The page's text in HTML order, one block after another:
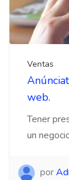
Ventas
web.
Tener
un
por